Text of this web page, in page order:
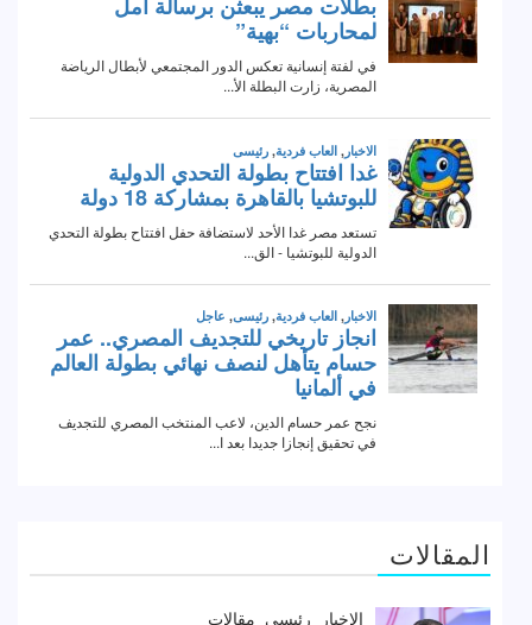
المقالات
الاخبار رئيسى مقالات